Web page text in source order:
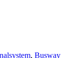
, Busway